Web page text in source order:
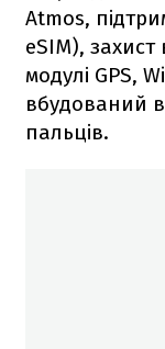
Atmos,
eSIM),
модулі GPS,
вбудований в
пальців.